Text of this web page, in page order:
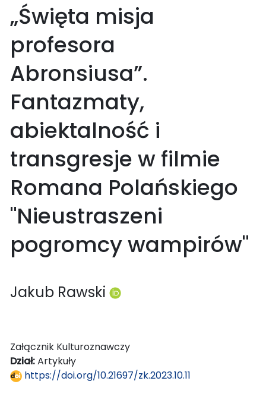
„Święta misja
profesora
Abronsiusa”.
Fantazmaty,
abiektalność i
transgresje w filmie
Romana Polańskiego
"Nieustraszeni
pogromcy wampirów"
Jakub Rawski
Załącznik Kulturoznawczy
Dział:Artykuły
https://doi.org/10.21697/zk.2023.10.11